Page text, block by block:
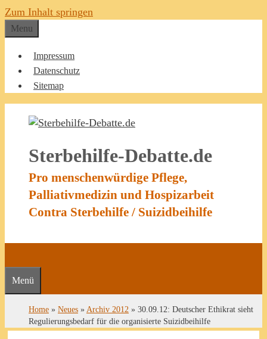
Zum Inhalt springen
Menu
Impressum
Datenschutz
Sitemap
Sterbehilfe-Debatte.de
Pro menschenwürdige Pflege,
Palliativmedizin und Hospizarbeit
Contra Sterbehilfe / Suizidbeihilfe
Menü
Home » Neues » Archiv 2012 » 30.09.12: Deutscher Ethikrat sieht
Regulierungsbedarf für die organisierte Suizidbeihilfe